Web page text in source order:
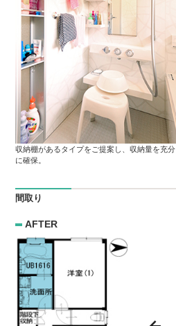
収納棚があるタイプをご提案し、収納量を充分
に確保。
間取り
AFTER